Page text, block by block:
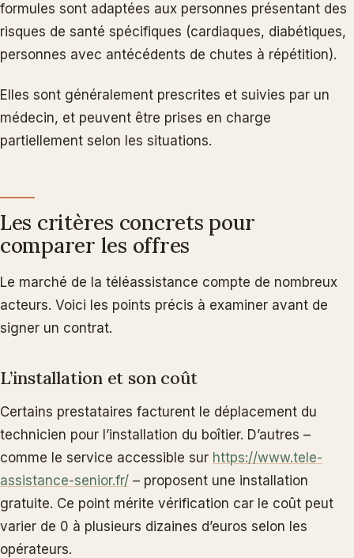
formules sont adaptées aux personnes présentant des
risques de santé spécifiques (cardiaques, diabétiques,
personnes avec antécédents de chutes à répétition).
Elles sont généralement prescrites et suivies par un
médecin, et peuvent être prises en charge
partiellement selon les situations.
Les critères concrets pour
comparer les offres
Le marché de la téléassistance compte de nombreux
acteurs. Voici les points précis à examiner avant de
signer un contrat.
L’installation et son coût
Certains prestataires facturent le déplacement du
technicien pour l’installation du boîtier. D’autres –
comme le service accessible sur https://www.tele-
assistance-senior.fr/ – proposent une installation
gratuite. Ce point mérite vérification car le coût peut
varier de 0 à plusieurs dizaines d’euros selon les
opérateurs.